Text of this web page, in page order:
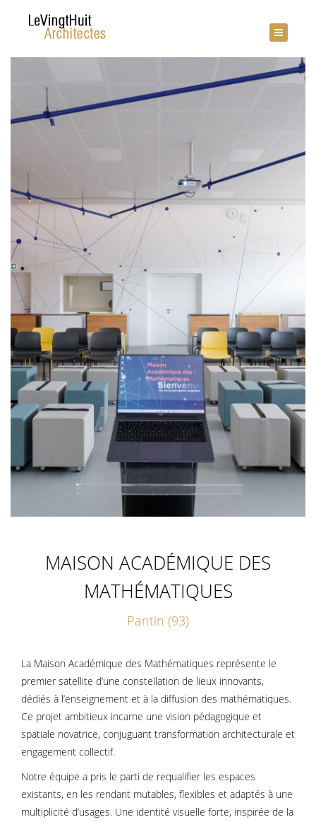
MAISON ACADÉMIQUE DES
MATHÉMATIQUES
Pantin (93)
La Maison Académique des Mathématiques représente le
premier satellite d’une constellation de lieux innovants,
dédiés à l’enseignement et à la diffusion des mathématiques.
Ce projet ambitieux incarne une vision pédagogique et
spatiale novatrice, conjuguant transformation architecturale et
engagement collectif.
Notre équipe a pris le parti de requalifier les espaces
existants, en les rendant mutables, flexibles et adaptés à une
multiplicité d’usages. Une identité visuelle forte, inspirée de la